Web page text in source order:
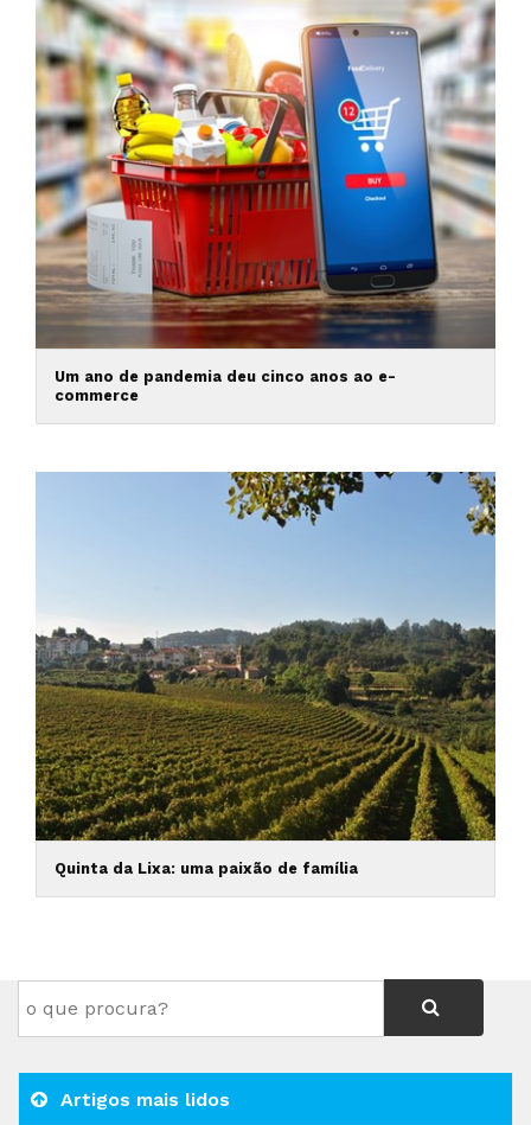
Um ano de pandemia deu cinco anos ao e-
commerce
Quinta da Lixa: uma paixão de família
Artigos mais lidos